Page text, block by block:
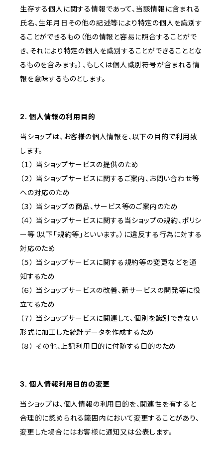
生存する個人に関する情報であって、当該情報に含まれる
氏名、生年月日その他の記述等により特定の個人を識別す
ることができるもの（他の情報と容易に照合することがで
き、それにより特定の個人を識別することができることとな
るものを含みます。）、もしくは個人識別符号が含まれる情
報を意味するものとします。
2. 個人情報の利用目的
当ショップは、お客様の個人情報を、以下の目的で利用致
します。
（１） 当ショップサービスの提供のため
（２） 当ショップサービスに関するご案内、お問い合わせ等
への対応のため
（３） 当ショップの商品、サービス等のご案内のため
（４） 当ショップサービスに関する当ショップの規約、ポリシ
ー等（以下「規約等」といいます。）に違反する行為に対する
対応のため
（５） 当ショップサービスに関する規約等の変更などを通
知するため
（６） 当ショップサービスの改善、新サービスの開発等に役
立てるため
（７） 当ショップサービスに関連して、個別を識別できない
形式に加工した統計データを作成するため
（８） その他、上記利用目的に付随する目的のため
3. 個人情報利用目的の変更
当ショップは、個人情報の利用目的を、関連性を有すると
合理的に認められる範囲内において変更することがあり、
変更した場合にはお客様に通知又は公表します。